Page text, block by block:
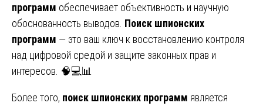
программ обеспечивает объективность и научную
обоснованность выводов. Поиск шпионских
программ — это ваш ключ к восстановлению контроля
над цифровой средой и защите законных прав и
интересов. 🧠💻📊
Более того, поиск шпионских программ является